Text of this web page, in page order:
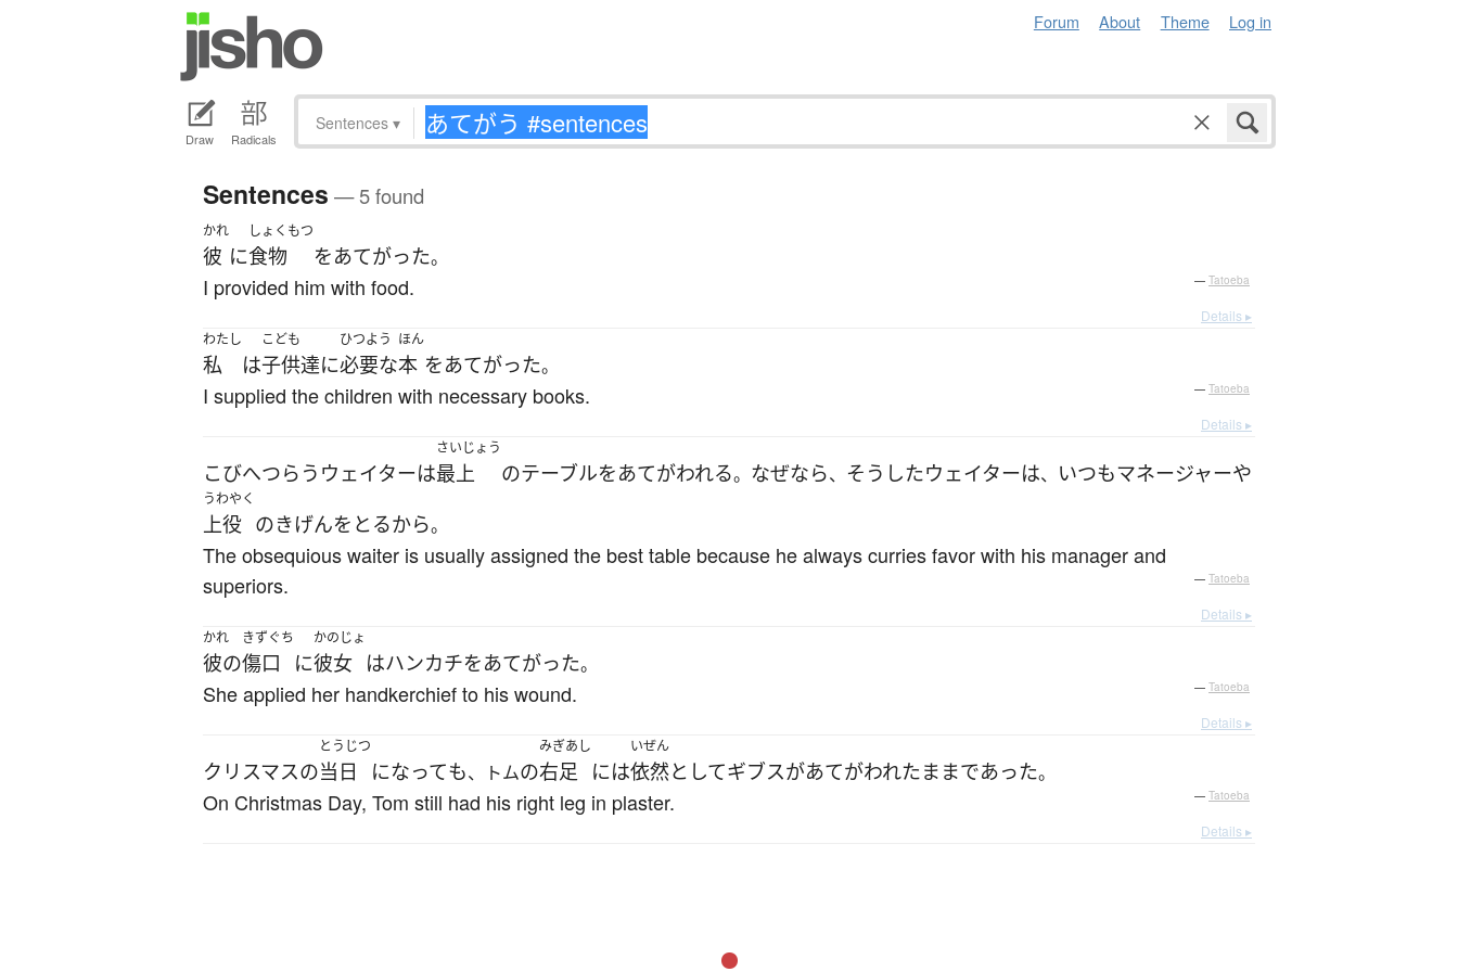
Forum About Theme Log in
Draw Radicals
Sentences ▾
Sentences — 5 found
かれ
彼 に
しょくもつ
食物 をあてがった。
I provided him with food. — Tatoeba
Details ▸
わたし
私 は
こども
子供達に
ひつよう
必要な
ほん
本 をあてがった。
I supplied the children with necessary books. — Tatoeba
Details ▸
こびへつらう ウェイターは
さいじょう
最上 のテーブルをあてがわれる。 なぜなら、 そうしたウェイターは、 いつもマネージャーや
うわやく
上役 のきげんをとるから。
The obsequious waiter is usually assigned the best table because he always curries favor with his manager and
superiors.
— Tatoeba
Details ▸
かれ
彼の
きずぐち
傷口 に
かのじょ
彼女 はハンカチをあてがった。
She applied her handkerchief to his wound. — Tatoeba
Details ▸
クリスマスの
とうじつ
当日 になっても、トムの
みぎあし
右足 には
いぜん
依然としてギブスがあてがわれたままであった。
On Christmas Day, Tom still had his right leg in plaster. — Tatoeba
Details ▸